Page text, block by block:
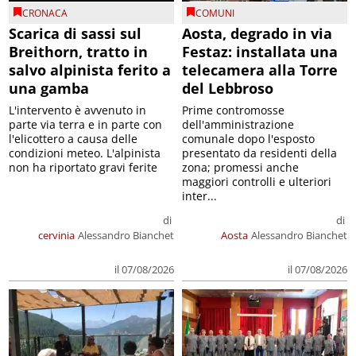
CRONACA
Scarica di sassi sul
Breithorn, tratto in
salvo alpinista ferito a
una gamba
cervinia
di
Alessandro Bianchet
il 07/08/2026
L'intervento è avvenuto in
parte via terra e in parte con
l'elicottero a causa delle
condizioni meteo. L'alpinista
non ha riportato gravi ferite
COMUNI
Aosta, degrado in via
Festaz: installata una
telecamera alla Torre
del Lebbroso
Aosta
di
Alessandro Bianchet
il 07/08/2026
Prime contromosse
dell'amministrazione
comunale dopo l'esposto
presentato da residenti della
zona; promessi anche
maggiori controlli e ulteriori
inter...